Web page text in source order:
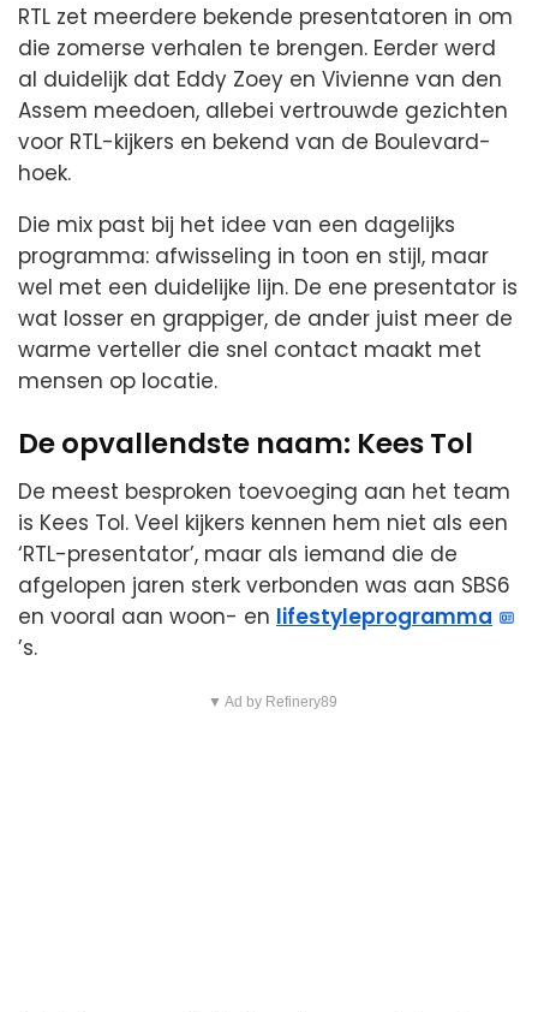
RTL zet meerdere bekende presentatoren in om
die zomerse verhalen te brengen. Eerder werd
al duidelijk dat Eddy Zoey en Vivienne van den
Assem meedoen, allebei vertrouwde gezichten
voor RTL-kijkers en bekend van de Boulevard-
hoek.
Die mix past bij het idee van een dagelijks
programma: afwisseling in toon en stijl, maar
wel met een duidelijke lijn. De ene presentator is
wat losser en grappiger, de ander juist meer de
warme verteller die snel contact maakt met
mensen op locatie.
De opvallendste naam: Kees Tol
De meest besproken toevoeging aan het team
is Kees Tol. Veel kijkers kennen hem niet als een
‘RTL-presentator’, maar als iemand die de
afgelopen jaren sterk verbonden was aan SBS6
en vooral aan woon- en lifestyleprogramma
’s.
▼ Ad by Refinery89